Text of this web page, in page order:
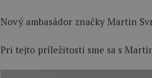
Nový ambasádor značky Martin
Pri tejto príležitosti sme sa s